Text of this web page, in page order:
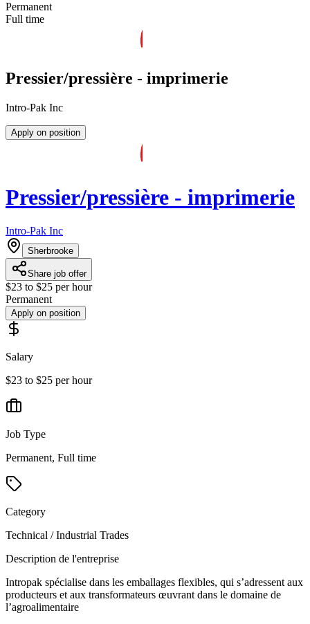
Permanent
Full time
Pressier/pressière - imprimerie
Intro-Pak Inc
Apply on position
Pressier/pressière - imprimerie
Intro-Pak Inc
Sherbrooke
Share job offer
$23 to $25 per hour
Permanent
Apply on position
Salary
$23 to $25 per hour
Job Type
Permanent, Full time
Category
Technical / Industrial Trades
Description de l'entreprise
Intropak spécialise dans les emballages flexibles, qui s’adressent aux
producteurs et aux transformateurs œuvrant dans le domaine de
l’agroalimentaire